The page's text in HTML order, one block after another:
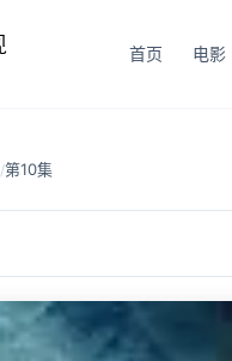
首页 电影
/第10集